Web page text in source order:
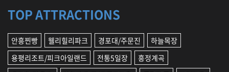
TOP ATTRACTIONS
안흥찐빵 웰리힐리파크 경포대/주문진
하늘목장
용평리조트/피크아일랜드
전통5일장
흥정계곡